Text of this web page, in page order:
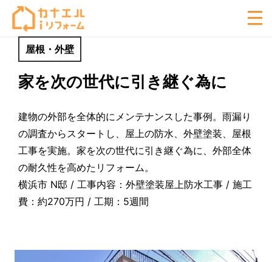
屋根・外壁
家を次の世代に引き継ぐ為に
建物の外部を全体的にメンテナンスした事例。雨漏り
の調査からスタートし、屋上の防水、外壁塗装、屋根
工事を実施。家を次の世代に引き継ぐ為に、外部全体
の耐久性を高めたリフォーム。
横浜市 N邸 / 工事内容：外壁塗装屋上防水工事 / 施工
費：約270万円 / 工期：5週間